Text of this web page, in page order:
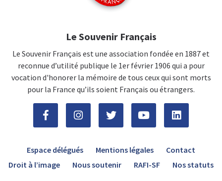
Le Souvenir Français
Le Souvenir Français est une association fondée en 1887 et
reconnue d’utilité publique le 1er février 1906 qui a pour
vocation d'honorer la mémoire de tous ceux qui sont morts
pour la France qu’ils soient Français ou étrangers.
Espace délégués Mentions légales
Contact
Droit à l’image
Nous soutenir RAFI-SF Nos statuts